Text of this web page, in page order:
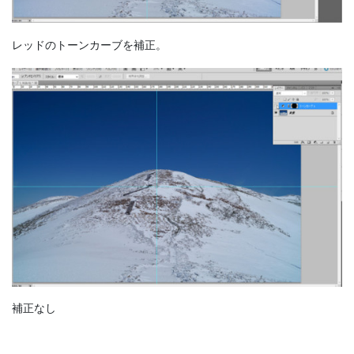
レッドのトーンカーブを補正。
補正なし